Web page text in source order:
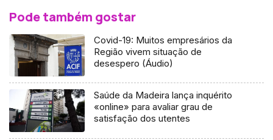
Pode também gostar
Covid-19: Muitos empresários da
Região vivem situação de
desespero (Áudio)
Saúde da Madeira lança inquérito
«online» para avaliar grau de
satisfação dos utentes